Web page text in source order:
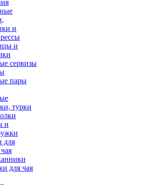
и
и
сервизы
пары
турки
и
для
для чая